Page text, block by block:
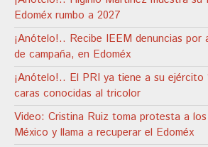
Edoméx rumbo a 2027
¡Anótelo!.. Recibe IEEM denuncias por
de campaña, en Edoméx
¡Anótelo!.. El PRI ya tiene a su ejército
caras conocidas al tricolor
Video: Cristina Ruiz toma protesta a
México y llama a recuperar el Edoméx